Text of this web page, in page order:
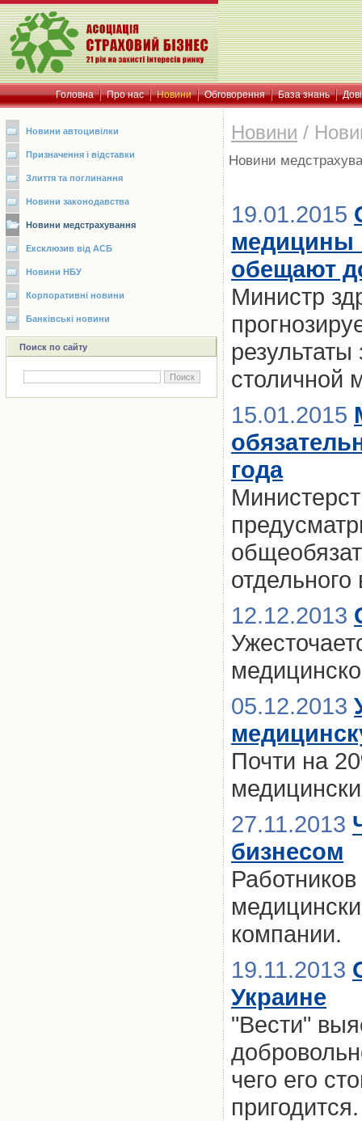
Головна Про нас Новини Обговорення База знань
Новини автоцивілки
Призначення і відставки
Злиття та поглинання
Новини законодавства
Новини медстрахування
Ексклюзив від АСБ
Новини НБУ
Корпоративні новини
Банківські новини
Поиск по сайту
Новини /
Новини
19.01.2015
медицины
обещают
Министр
столичной
15.01.2015
года
12.12.2013
05.12.2013
Почти на
27.11.2013
бизнесом
компании.
19.11.2013
Украине
"Вести"
чего его
пригодится.